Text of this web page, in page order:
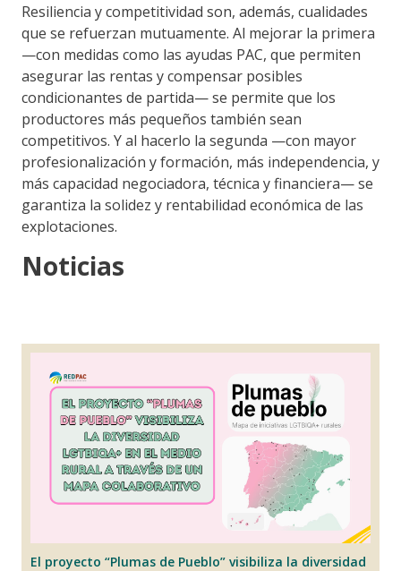
Resiliencia y competitividad son, además, cualidades
que se refuerzan mutuamente. Al mejorar la primera
—con medidas como las ayudas PAC, que permiten
asegurar las rentas y compensar posibles
condicionantes de partida— se permite que los
productores más pequeños también sean
competitivos. Y al hacerlo la segunda —con mayor
profesionalización y formación, más independencia, y
más capacidad negociadora, técnica y financiera— se
garantiza la solidez y rentabilidad económica de las
explotaciones.
Noticias
El proyecto “Plumas de Pueblo” visibiliza la diversidad